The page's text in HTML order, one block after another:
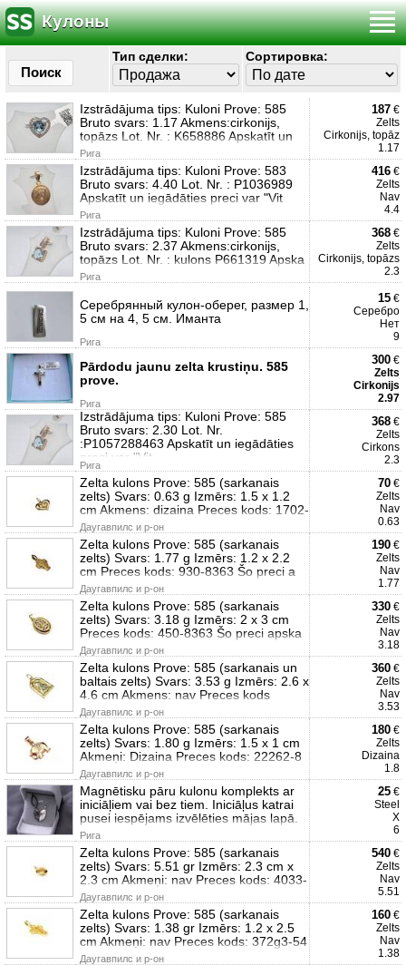
Кулоны
Поиск
Тип сделки: Сортировка:
Izstrādājuma tips: Kuloni Prove: 585
Bruto svars: 1.17 Akmens:cirkonijs,
topāzs Lot. Nr. : K658886 Apskatīt un
Рига
187 €
Zelts
Cirkonijs, topāz
1.17
Izstrādājuma tips: Kuloni Prove: 583
Bruto svars: 4.40 Lot. Nr. : P1036989
Apskatīt un iegādāties preci var "Vit
Рига
416 €
Zelts
Nav
4.4
Izstrādājuma tips: Kuloni Prove: 585
Bruto svars: 2.37 Akmens:cirkonijs,
topāzs Lot. Nr. : kulons P661319 Apska
Рига
368 €
Zelts
Cirkonijs, topāzs
2.3
Серебрянный кулон-оберег, размер 1,
5 см на 4, 5 см. Иманта
Рига
15 €
Серебро
Нет
9
Pārdodu jaunu zelta krustiņu. 585
prove.
Рига
300 €
Zelts
Cirkonijs
2.97
Izstrādājuma tips: Kuloni Prove: 585
Bruto svars: 2.30 Lot. Nr.
:P1057288463 Apskatīt un iegādāties
preci var "Vit
Рига
368 €
Zelts
Cirkons
2.3
Zelta kulons Prove: 585 (sarkanais
zelts) Svars: 0.63 g Izmērs: 1.5 x 1.2
cm Akmens: dizaina Preces kods: 1702-
Даугавпилс и р-он
70 €
Zelts
Nav
0.63
Zelta kulons Prove: 585 (sarkanais
zelts) Svars: 1.77 g Izmērs: 1.2 x 2.2
cm Preces kods: 930-8363 Šo preci a
Даугавпилс и р-он
190 €
Zelts
Nav
1.77
Zelta kulons Prove: 585 (sarkanais
zelts) Svars: 3.18 g Izmērs: 2 x 3 cm
Preces kods: 450-8363 Šo preci apska
Даугавпилс и р-он
330 €
Zelts
Nav
3.18
Zelta kulons Prove: 585 (sarkanais un
baltais zelts) Svars: 3.53 g Izmērs: 2.6 x
4.6 cm Akmens: nav Preces kods
Даугавпилс и р-он
360 €
Zelts
Nav
3.53
Zelta kulons Prove: 585 (sarkanais
zelts) Svars: 1.80 g Izmērs: 1.5 x 1 cm
Akmeņi: Dizaina Preces kods: 22262-8
Даугавпилс и р-он
180 €
Zelts
Dizaina
1.8
Magnētisku pāru kulonu komplekts ar
iniciāļiem vai bez tiem. Iniciāļus katrai
pusei iespējams izvēlēties mājas lapā.
Рига
25 €
Steel
X
6
Zelta kulons Prove: 585 (sarkanais
zelts) Svars: 5.51 gr Izmērs: 2.3 cm x
2.3 cm Akmeņi: nav Preces kods: 4033-
Даугавпилс и р-он
540 €
Zelts
Nav
5.51
Zelta kulons Prove: 585 (sarkanais
zelts) Svars: 1.38 gr Izmērs: 1.2 x 2.5
cm Akmeņi: nav Preces kods: 372g3-54
Даугавпилс и р-он
160 €
Zelts
Nav
1.38